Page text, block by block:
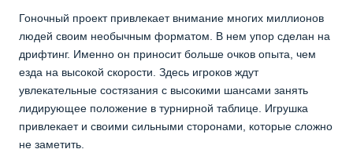
Гоночный проект привлекает внимание многих миллионов
людей своим необычным форматом. В нем упор сделан на
дрифтинг. Именно он приносит больше очков опыта, чем
езда на высокой скорости. Здесь игроков ждут
увлекательные состязания с высокими шансами занять
лидирующее положение в турнирной таблице. Игрушка
привлекает и своими сильными сторонами, которые сложно
не заметить.